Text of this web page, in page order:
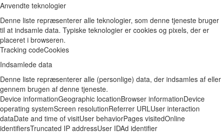
Anvendte teknologier
Denne liste repræsenterer alle teknologier, som denne tjeneste bruger
til at indsamle data. Typiske teknologier er cookies og pixels, der er
placeret i browseren.
Tracking codeCookies
Indsamlede data
Denne liste repræsenterer alle (personlige) data, der indsamles af eller
gennem brugen af denne tjeneste.
Device informationGeographic locationBrowser informationDevice
operating systemScreen resolutionReferrer URLUser interaction
dataDate and time of visitUser behaviorPages visitedOnline
identifiersTruncated IP addressUser IDAd identifier